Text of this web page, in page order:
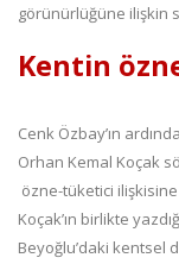
görünürlüğüne ilişkin
Kentin
Cenk Özbay’ın
Orhan Kemal Koçak
özne-tüketici
Koçak’ın birlikte
Beyoğlu’daki kentsel